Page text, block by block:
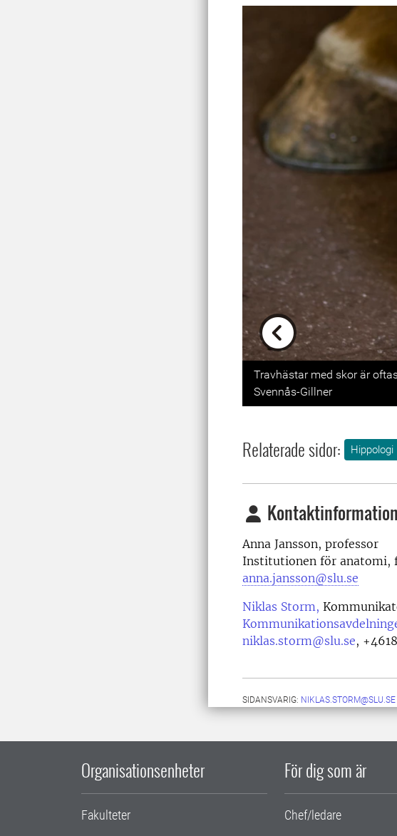
Previous
Travhästar med skor är
Svennås-Gillner
Relaterade sidor: Hippologi
Kontaktinformation
Anna Jansson, professor
Institutionen för anatomi,
anna.jansson@slu.se
Niklas Storm,
niklas.storm@slu.se,
SIDANSVARIG: NIKLAS.STORM@SLU.SE
Organisationsenheter
Fakulteter
För dig som är
Chef/ledare